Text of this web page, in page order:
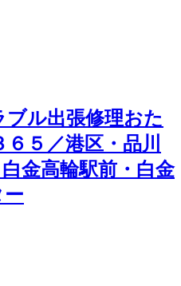
ブル出張修理おた
５／港区・品川
金高輪駅前・白金
ー